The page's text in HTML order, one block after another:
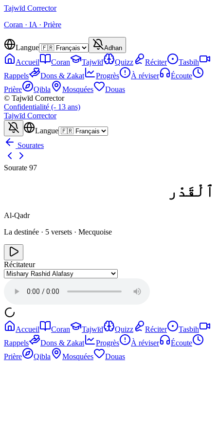
Tajwīd Corrector
Coran · IA · Prière
Langue Adhan
Accueil Coran Tajwīd Quizz Réciter
Tasbih
Rappels
Dons & Zakat Progrès À réviser
Écoute
Prière
Qibla Mosquées
Douas
© Tajwīd Corrector
Confidentialité (- 13 ans)
Tajwīd Corrector
Langue
Sourates
Sourate 97
ٱلْقَدْر
Al-Qadr
La destinée · 5 versets · Mecquoise
Récitateur
Accueil Coran Tajwīd Quizz Réciter
Tasbih
Rappels
Dons & Zakat Progrès À réviser
Écoute
Prière
Qibla Mosquées Douas